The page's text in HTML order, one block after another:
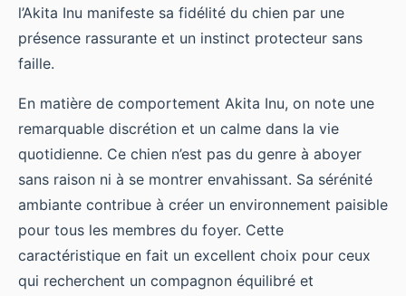
l’Akita Inu manifeste sa fidélité du chien par une
présence rassurante et un instinct protecteur sans
faille.
En matière de comportement Akita Inu, on note une
remarquable discrétion et un calme dans la vie
quotidienne. Ce chien n’est pas du genre à aboyer
sans raison ni à se montrer envahissant. Sa sérénité
ambiante contribue à créer un environnement paisible
pour tous les membres du foyer. Cette
caractéristique en fait un excellent choix pour ceux
qui recherchent un compagnon équilibré et